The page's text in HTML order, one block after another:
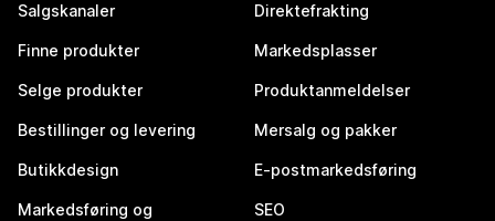
Salgskanaler
Finne produkter
Selge produkter
Bestillinger og levering
Butikkdesign
Markedsføring og
Direktefrakting
Markedsplasser
Produktanmeldelser
Mersalg og pakker
E-postmarkedsføring
SEO